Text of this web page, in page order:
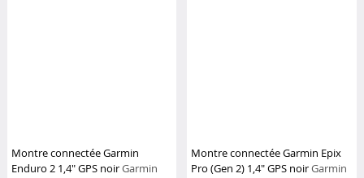
Montre connectée Garmin
Enduro 2 1,4" GPS noirGarmin
Montre connectée Garmin Epix
Pro (Gen 2) 1,4" GPS noirGarmin